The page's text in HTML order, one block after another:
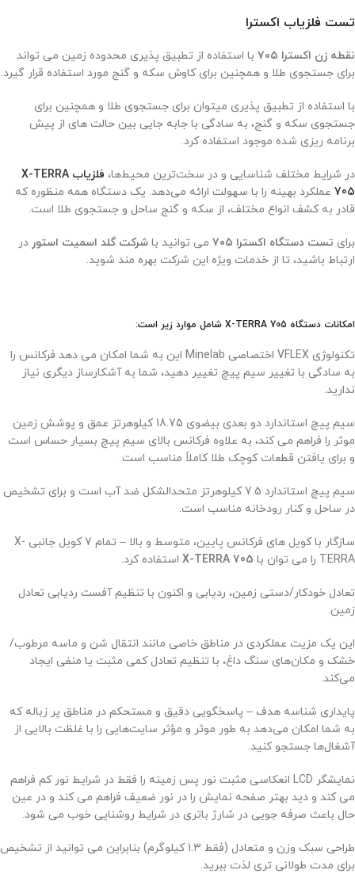
تست فلزیاب اکسترا
نقطه زن اکسترا ۷۰۵
با استفاده از تطبیق پذیری محدوده زمین می تواند
برای جستجوی طلا و همچنین برای کاوش سکه و گنج مورد استفاده قرار گیرد.
با استفاده از تطبیق پذیری میتوان برای جستجوی طلا و همچنین برای
جستجوی سکه و گنج، به سادگی با جابه جایی بین حالت های از پیش
برنامه ریزی شده موجود استفاده کرد.
در شرایط مختلف شناسایی و در سخت‌ترین محیط‌ها،
فلزیاب X-TERRA
705 عملکرد بهینه را با سهولت ارائه می‌دهد. یک دستگاه همه منظوره که
قادر به کشف انواع مختلف، از سکه و گنج ساحل و جستجوی طلا است.
برای تست دستگاه اکسترا ۷۰۵ می توانید با شرکت گلد اسمیت استور در
ارتباط باشید، تا از خدمات ویژه این شرکت بهره مند شوید.
امکانات دستگاه X-TERRA 705 شامل موارد زیر است:
تکنولوژی VFLEX اختصاصی Minelab این به شما امکان می دهد فرکانس را
به سادگی با تغییر سیم پیچ تغییر دهید، شما به آشکارساز دیگری نیاز
ندارید.
سیم پیچ استاندارد دو بعدی بیضوی 18.75 کیلوهرتز عمق و پوشش زمین
موثر را فراهم می کند، به علاوه فرکانس بالای سیم پیچ بسیار حساس است
و برای یافتن قطعات کوچک طلا کاملاً مناسب است.
سیم پیچ استاندارد 7.5 کیلوهرتز متحدالشکل ضد آب است و برای تشخیص
در ساحل و کنار رودخانه مناسب است.
سازگار با کویل های فرکانس پایین، متوسط ​​و بالا – تمام 7 کویل جانبی X-
TERRA را می توان با
استفاده کرد.
تعادل خودکار/دستی زمین، ردیابی و اکنون با تنظیم آفست ردیابی تعادل
زمین.
این یک مزیت عملکردی در مناطق خاصی مانند انتقال شن و ماسه مرطوب/
خشک و مکان‌های سنگ داغ، با تنظیم تعادل کمی مثبت یا منفی ایجاد
می‌کند.
پایداری شناسه هدف – پاسخگویی دقیق و مستحکم در مناطق پر زباله که
به شما امکان می‌دهد به طور موثر و مؤثر سایت‌هایی را با غلظت بالایی از
آشغال‌ها جستجو کنید.
نمایشگر LCD انعکاسی مثبت نور پس زمینه را فقط در شرایط نور کم فراهم
می کند و دید بهتر صفحه نمایش را در نور ضعیف فراهم می کند و در عین
حال باعث صرفه جویی در شارژ باتری در شرایط روشنایی خوب می شود.
طراحی سبک وزن و متعادل (فقط 1.3 کیلوگرم) بنابراین می توانید از تشخیص
برای مدت طولانی تری لذت ببرید.